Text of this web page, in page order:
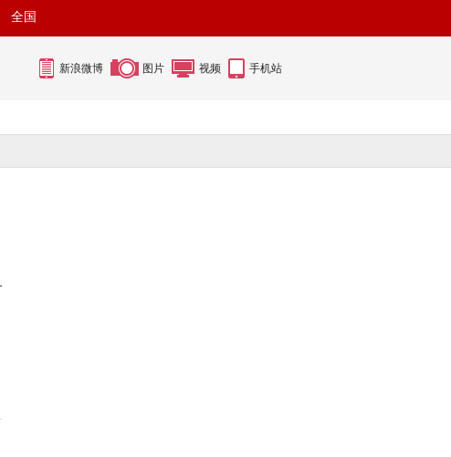
全国
新浪微博 图片 视频 手机站